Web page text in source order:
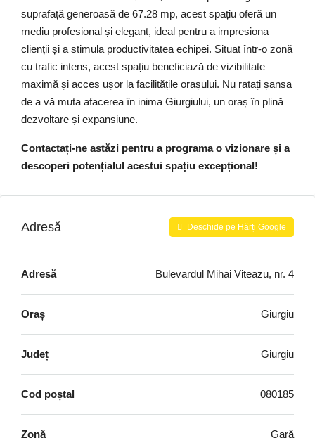
suprafață generoasă de 67.28 mp, acest spațiu oferă un
mediu profesional și elegant, ideal pentru a impresiona
clienții și a stimula productivitatea echipei. Situat într-o zonă
cu trafic intens, acest spațiu beneficiază de vizibilitate
maximă și acces ușor la facilitățile orașului. Nu ratați șansa
de a vă muta afacerea în inima Giurgiului, un oraș în plină
dezvoltare și expansiune.
Contactați-ne astăzi pentru a programa o vizionare și a
descoperi potențialul acestui spațiu excepțional!
Adresă Deschide pe Hărți Google
Adresă Bulevardul Mihai Viteazu, nr. 4
Oraș Giurgiu
Județ Giurgiu
Cod poștal 080185
Zonă Gară